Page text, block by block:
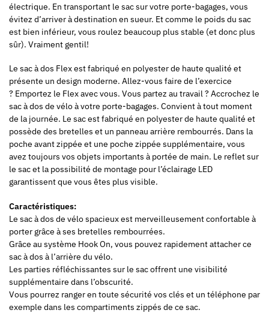
électrique. En transportant le sac sur votre porte-bagages, vous
évitez d’arriver à destination en sueur. Et comme le poids du sac
est bien inférieur, vous roulez beaucoup plus stable (et donc plus
sûr). Vraiment gentil!
Le sac à dos Flex est fabriqué en polyester de haute qualité et
présente un design moderne. Allez-vous faire de l’exercice
? Emportez le Flex avec vous. Vous partez au travail ? Accrochez le
sac à dos de vélo à votre porte-bagages. Convient à tout moment
de la journée. Le sac est fabriqué en polyester de haute qualité et
possède des bretelles et un panneau arrière rembourrés. Dans la
poche avant zippée et une poche zippée supplémentaire, vous
avez toujours vos objets importants à portée de main. Le reflet sur
le sac et la possibilité de montage pour l’éclairage LED
garantissent que vous êtes plus visible.
Caractéristiques:
Le sac à dos de vélo spacieux est merveilleusement confortable à
porter grâce à ses bretelles rembourrées.
Grâce au système Hook On, vous pouvez rapidement attacher ce
sac à dos à l’arrière du vélo.
Les parties réfléchissantes sur le sac offrent une visibilité
supplémentaire dans l’obscurité.
Vous pourrez ranger en toute sécurité vos clés et un téléphone par
exemple dans les compartiments zippés de ce sac.